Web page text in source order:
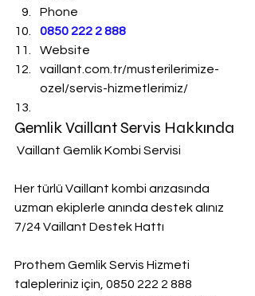
Phone
0850 222 2 888
Website
vaillant.com.tr/musterilerimize-
ozel/servis-hizmetlerimiz/
Gemlik Vaillant Servis Hakkında
Vaillant Gemlik Kombi Servisi
Her türlü Vaillant kombi arızasında
uzman ekiplerle anında destek alınız
7/24 Vaillant Destek Hattı
Prothem Gemlik Servis Hizmeti
talepleriniz için, 0850 222 2 888